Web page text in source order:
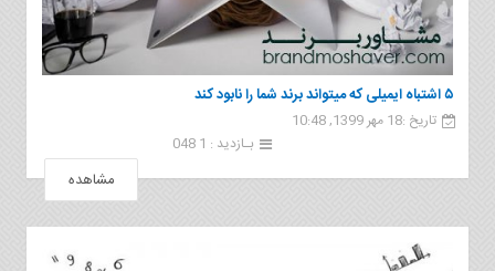
۵ اشتباه ایمیلی که میتواند برند شما را نابود کند
تاریخ :18 مهر 1399, 10:48
بـازدید : 1 048
مشاهده